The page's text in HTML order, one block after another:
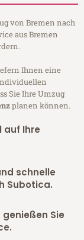
von Bremen nach
aus Bremen
Ihnen eine
Sie Ihre Umzug
planen können.
auf Ihre
schnelle
Subotica.
Sie